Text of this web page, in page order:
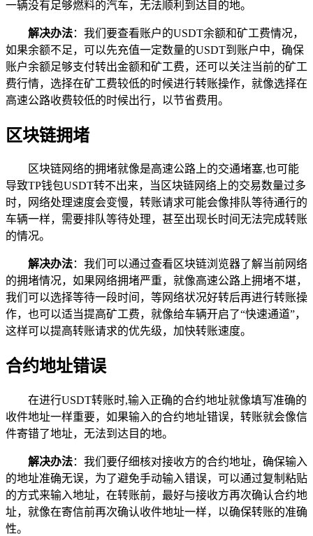
一辆没有足够燃料的汽车，无法顺利到达目的地。
解决办法：我们要查看账户的USDT余额和矿工费情况，
如果余额不足，可以先充值一定数量的USDT到账户中，确保
账户余额足够支付转出金额和矿工费，还可以关注当前的矿工
费行情，选择在矿工费较低的时候进行转账操作，就像选择在
高速公路收费较低的时候出行，以节省费用。
区块链拥堵
区块链网络的拥堵就像是高速公路上的交通堵塞,也可能
导致TP钱包USDT转不出来，当区块链网络上的交易数量过多
时，网络处理速度会变慢，转账请求可能会像排队等待通行的
车辆一样，需要排队等待处理，甚至出现长时间无法完成转账
的情况。
解决办法：我们可以通过查看区块链浏览器了解当前网络
的拥堵情况，如果网络拥堵严重，就像高速公路上拥堵不堪，
我们可以选择等待一段时间，等网络状况好转后再进行转账操
作，也可以适当提高矿工费，就像给车辆开启了“快速通道”，
这样可以提高转账请求的优先级，加快转账速度。
合约地址错误
在进行USDT转账时,输入正确的合约地址就像填写准确的
收件地址一样重要，如果输入的合约地址错误，转账就会像信
件寄错了地址，无法到达目的地。
解决办法：我们要仔细核对接收方的合约地址，确保输入
的地址准确无误，为了避免手动输入错误，可以通过复制粘贴
的方式来输入地址，在转账前，最好与接收方再次确认合约地
址，就像在寄信前再次确认收件地址一样，以确保转账的准确
性。